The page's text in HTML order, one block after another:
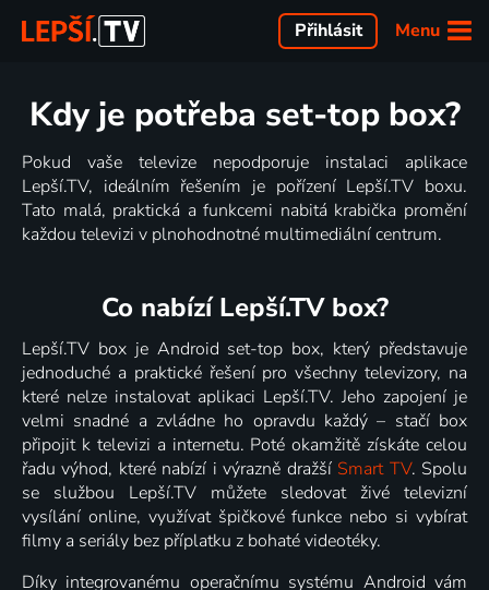
Menu
Přihlásit
Kdy je potřeba set-top box?
Pokud vaše televize nepodporuje instalaci aplikace
Lepší.TV, ideálním řešením je pořízení Lepší.TV boxu.
Tato malá, praktická a funkcemi nabitá krabička promění
každou televizi v plnohodnotné multimediální centrum.
Co nabízí Lepší.TV box?
Lepší.TV box je Android set-top box, který představuje
jednoduché a praktické řešení pro všechny televizory, na
které nelze instalovat aplikaci Lepší.TV. Jeho zapojení je
velmi snadné a zvládne ho opravdu každý – stačí box
připojit k televizi a internetu. Poté okamžitě získáte celou
řadu výhod, které nabízí i výrazně dražší Smart TV. Spolu
se službou Lepší.TV můžete sledovat živé televizní
vysílání online, využívat špičkové funkce nebo si vybírat
filmy a seriály bez příplatku z bohaté videotéky.
Díky integrovanému operačnímu systému Android vám